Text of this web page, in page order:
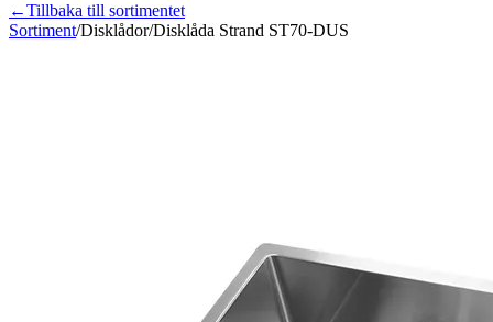
←Tillbaka till sortimentet
Sortiment/Disklådor/Disklåda Strand ST70-DUS